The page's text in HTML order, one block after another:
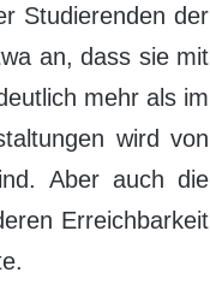
Studierenden der
an, dass sie mit
mehr als im
wird von
Aber auch die
Erreichbarkeit